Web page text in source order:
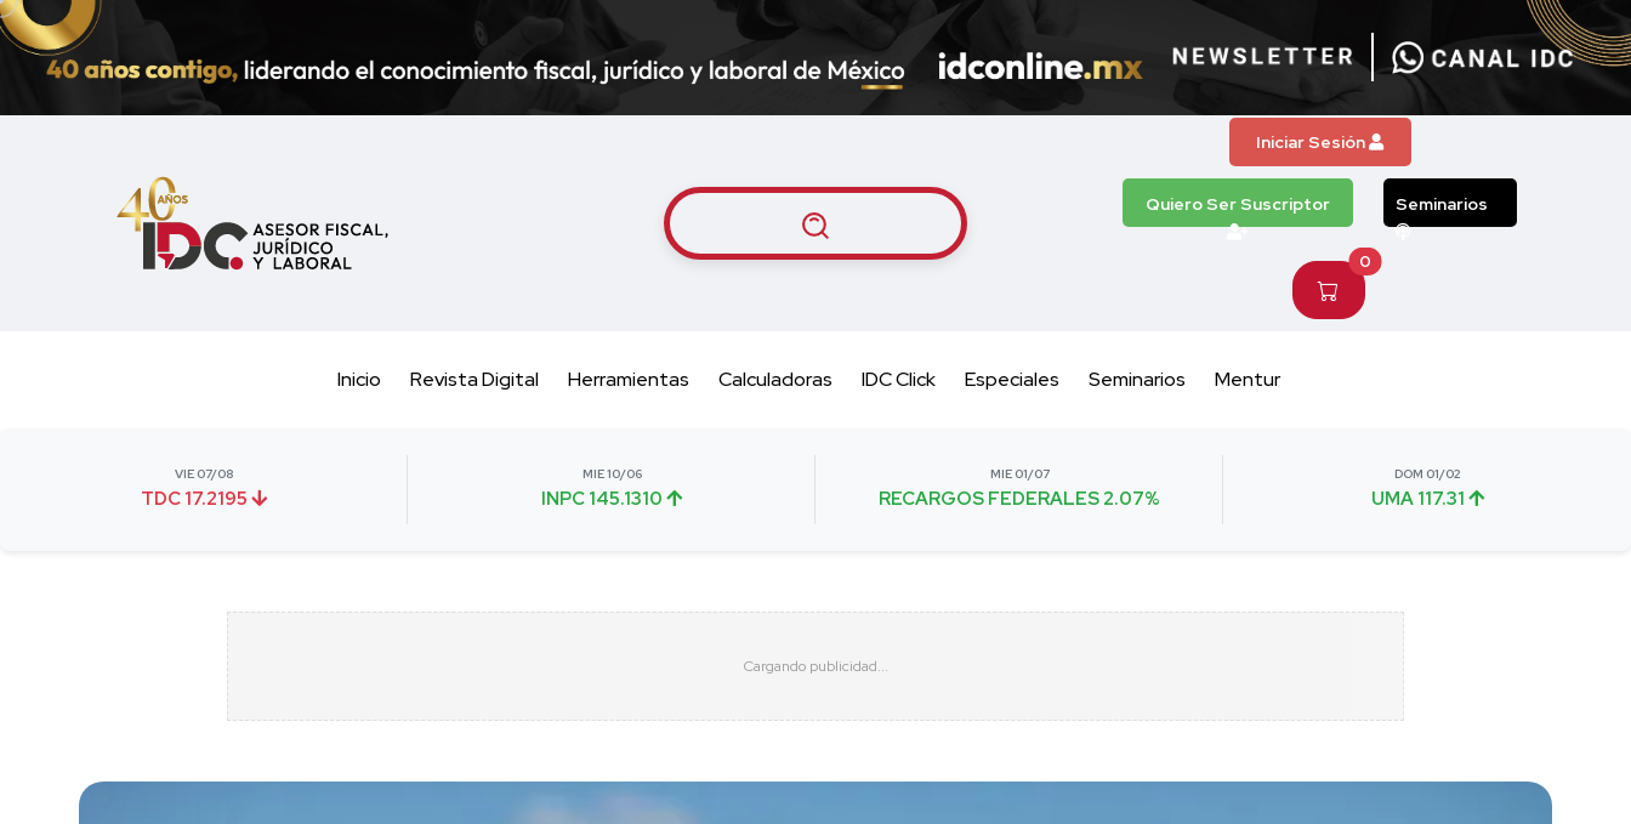
Iniciar Sesión
Quiero Ser Suscriptor Seminarios
0
Inicio Revista Digital Herramientas Calculadoras IDC Click Especiales Seminarios Mentur
VIE 07/08
TDC 17.2195
MIE 10/06
INPC 145.1310
MIE 01/07
RECARGOS FEDERALES 2.07%
DOM 01/02
UMA 117.31